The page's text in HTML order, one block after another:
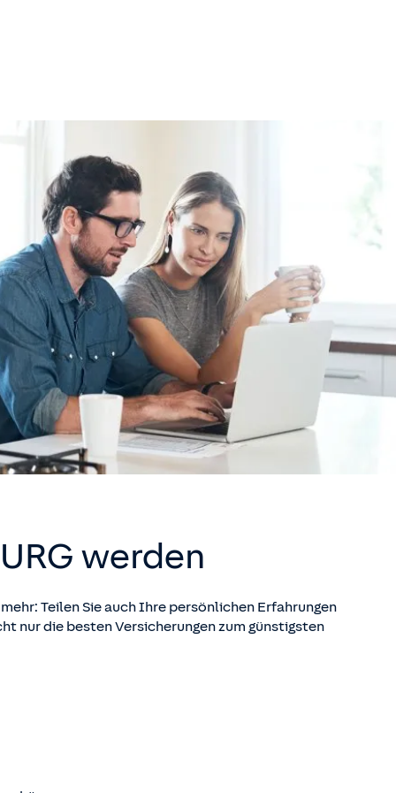
werden
Teilen Sie auch Ihre persönlichen Erfahrungen
nur die besten Versicherungen zum günstigsten